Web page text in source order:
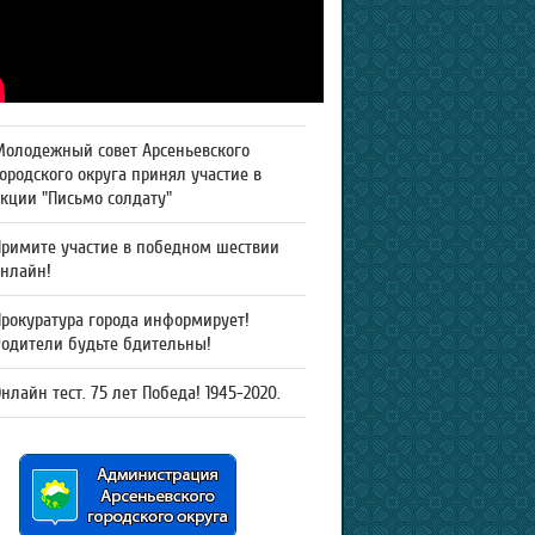
совет Арсеньевского
округа принял участие в
"Письмо солдату"
участие в победном шествии
города информирует!
будьте бдительны!
тест. 75 лет Победа! 1945-2020.